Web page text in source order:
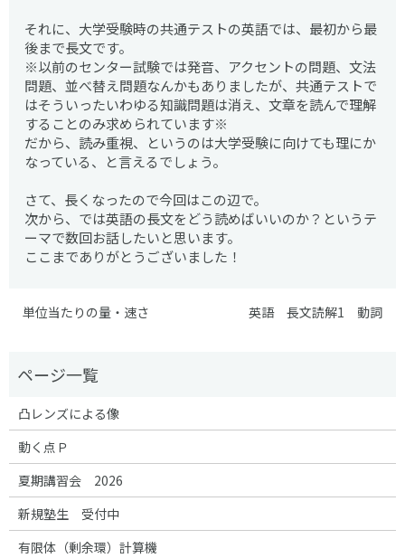
それに、大学受験時の共通テストの英語では、最初から最
後まで長文です。
※以前のセンター試験では発音、アクセントの問題、文法
問題、並べ替え問題なんかもありましたが、共通テストで
はそういったいわゆる知識問題は消え、文章を読んで理解
することのみ求められています※
だから、読み重視、というのは大学受験に向けても理にか
なっている、と言えるでしょう。
さて、長くなったので今回はこの辺で。
次から、では英語の長文をどう読めばいいのか？というテ
ーマで数回お話したいと思います。
ここまでありがとうございました！
単位当たりの量・速さ 英語 長文読解1 動詞
凸レンズによる像
動く点Ｐ
夏期講習会 2026
新規塾生 受付中
有限体（剰余環）計算機